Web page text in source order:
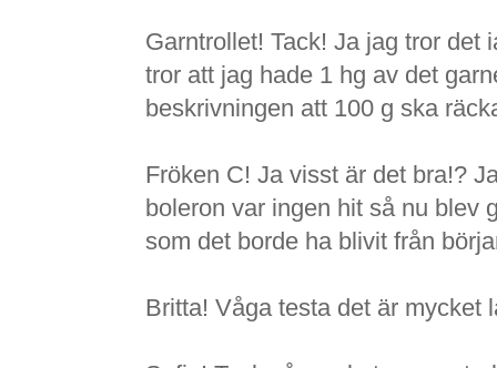
Garntrollet! Tack! Ja jag tror det
tror att jag hade 1 hg av det
beskrivningen att 100 g ska
Fröken C! Ja visst är det bra!?
boleron var ingen hit så nu blev
som det borde ha blivit från
Britta! Våga testa det är mycket